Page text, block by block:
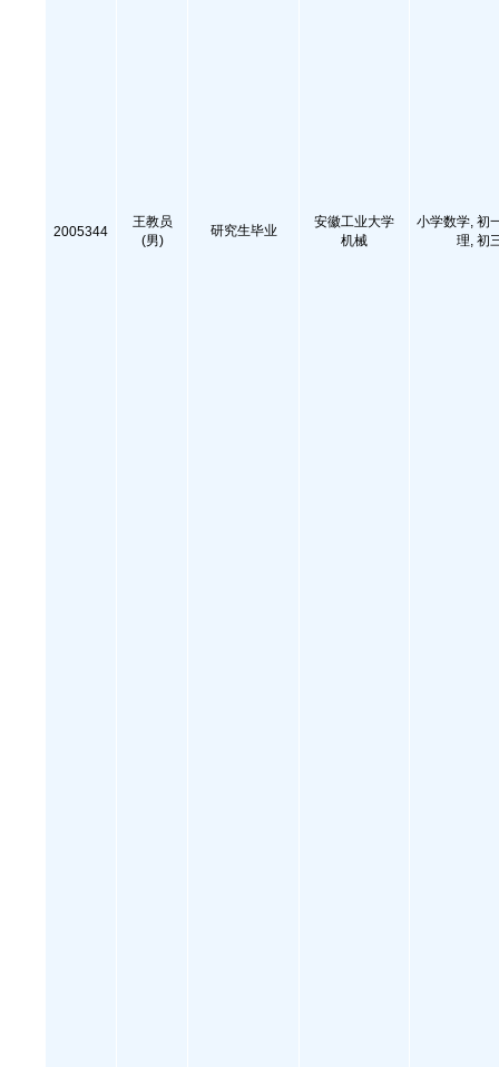
2005344
王教员
(男)
研究生毕业
安徽工业大学
机械
小学数学, 初
理, 初